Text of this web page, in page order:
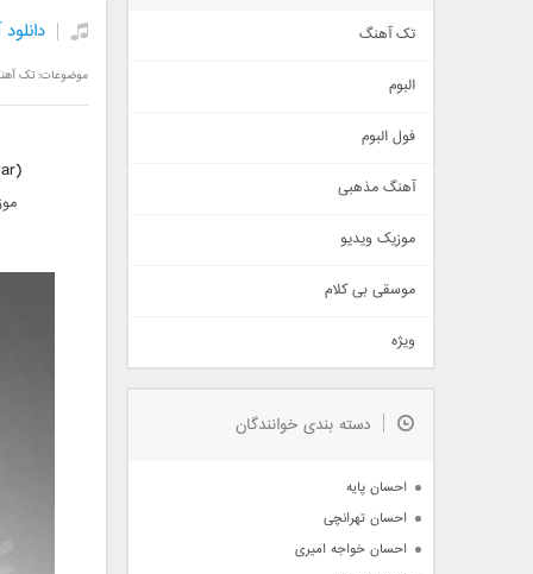
موضوعات:تک
تک آهنگ
اجتماعی
حماسی
سنتی
اهنگ بندرعباسی
دمو
مذهبی
جدیدترین ها
البوم
فول البوم
آهنگ مذهبی
موزیک ویدیو
موسقی بی کلام
ویژه
دسته بندی خوانندگان
احسان پایه
احسان تهرانچی
احسان خواجه امیری